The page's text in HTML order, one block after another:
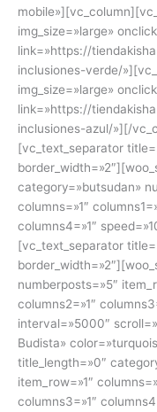
img_size=»large»
link=»https://
inclusiones-verde/
img_size=»large»
link=»https://
inclusiones-azul/»][/
[vc_text_separator
category=»butsudan»
columns=»1″
columns4=»1″
[vc_text_separator
numberposts=»5″
columns2=»1″
interval=»5000″
Budista»
title_length=»0″
item_row=»1″
columns3=»1″